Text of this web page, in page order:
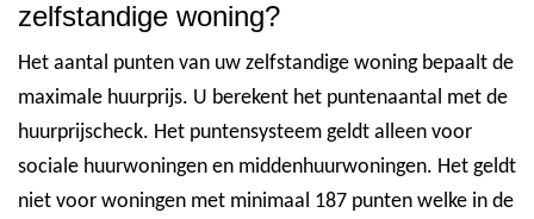
zelfstandige woning?
Het aantal punten van uw zelfstandige woning bepaalt de
maximale huurprijs. U berekent het puntenaantal met de
huurprijscheck. Het puntensysteem geldt alleen voor
sociale huurwoningen en middenhuurwoningen. Het geldt
niet voor woningen met minimaal 187 punten welke in de